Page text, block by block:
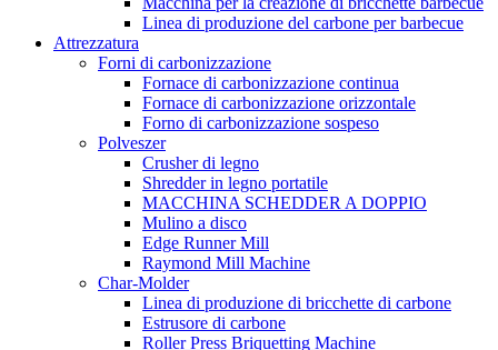
Linea di produzione del carbone per barbecue
Attrezzatura
Forni di carbonizzazione
Fornace di carbonizzazione continua
Fornace di carbonizzazione orizzontale
Forno di carbonizzazione sospeso
Polveszer
Crusher di legno
Shredder in legno portatile
MACCHINA SCHEDDER A DOPPIO
Mulino a disco
Edge Runner Mill
Raymond Mill Machine
Char-Molder
Linea di produzione di bricchette di carbone
Estrusore di carbone
Roller Press Briquetting Machine